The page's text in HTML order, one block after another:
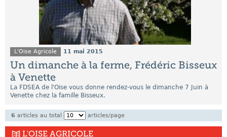
L'Oise Agricole 11 mai 2015
Un dimanche à la ferme, Frédéric Bisseux
à Venette
La FDSEA de l'Oise vous donne rendez-vous le dimanche 7 Juin à
Venette chez la famille Bisseux.
6 articles au total articles/page
L'OISE AGRICOLE